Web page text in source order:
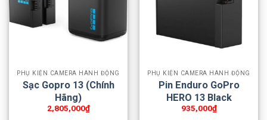
PHỤ KIỆN CAMERA HÀNH ĐỘNG
Sạc Gopro 13 (Chính
Hãng)
2,805,000₫
PHỤ KIỆN CAMERA HÀNH ĐỘNG
Pin Enduro GoPro
HERO 13 Black
935,000₫